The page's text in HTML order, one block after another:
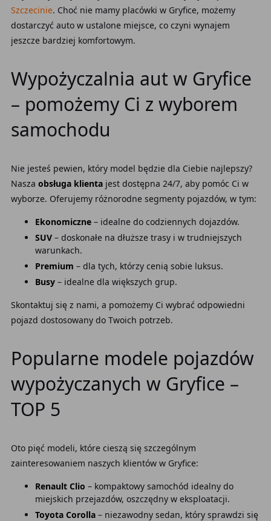
Szczecinie. Choć nie mamy placówki w Gryfice, możemy
dostarczyć auto w ustalone miejsce, co czyni wynajem
jeszcze bardziej komfortowym.
Wypożyczalnia aut w Gryfice
– pomożemy Ci z wyborem
samochodu
Nie jesteś pewien, który model będzie dla Ciebie najlepszy?
Nasza obsługa klientajest dostępna 24/7, aby pomóc Ci w
wyborze. Oferujemy różnorodne segmenty pojazdów, w tym:
Ekonomiczne– idealne do codziennych dojazdów.
SUV– doskonałe na dłuższe trasy i w trudniejszych
warunkach.
Premium – dla tych, którzy cenią sobie luksus.
Busy– idealne dla większych grup.
Skontaktuj się z nami, a pomożemy Ci wybrać odpowiedni
pojazd dostosowany do Twoich potrzeb.
Popularne modele pojazdów
wypożyczanych w Gryfice –
TOP 5
Oto pięć modeli, które cieszą się szczególnym
zainteresowaniem naszych klientów w Gryfice:
Renault Clio – kompaktowy samochód idealny do
miejskich przejazdów, oszczędny w eksploatacji.
Toyota Corolla– niezawodny sedan, który sprawdzi się